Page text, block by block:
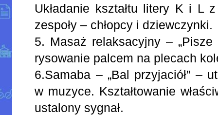
Układanie kształtu litery K i L
zespoły – chłopcy i dziewczynki.
5. Masaż relaksacyjny –
rysowanie palcem na plecach
6.Samaba – „Bal przyjaciół” –
w muzyce. Kształtowanie
ustalony sygnał.